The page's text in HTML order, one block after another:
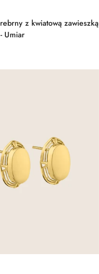
z kwiatową zawieszką
Umiar